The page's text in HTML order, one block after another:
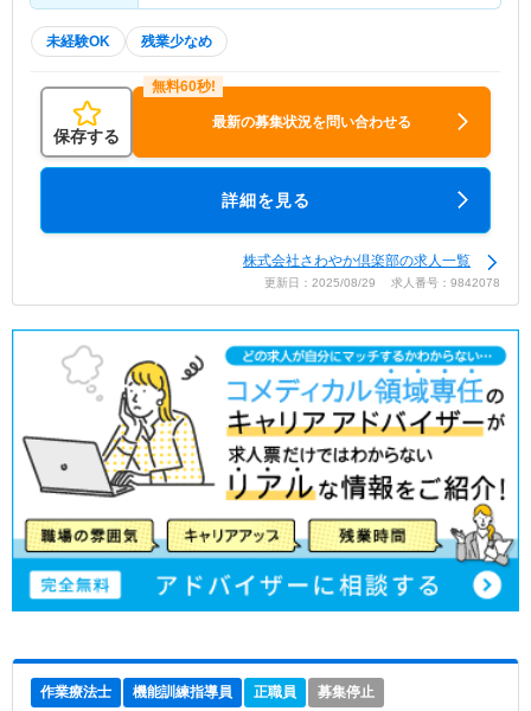
未経験OK 残業少なめ
保存する
最新の募集状況を問い合わせる
詳細を見る
株式会社さわやか倶楽部の求人一覧
更新日：2025/08/29 求人番号：9842078
作業療法士 機能訓練指導員 正職員 募集停止